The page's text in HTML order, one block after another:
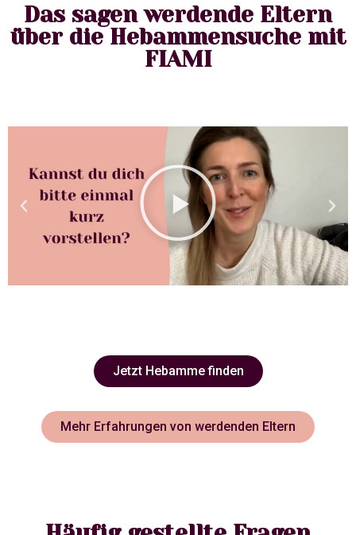
Das sagen werdende Eltern
über die Hebammensuche mit
FIAMI
Jetzt Hebamme finden
Mehr Erfahrungen von werdenden Eltern